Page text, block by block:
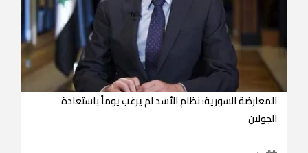
المعارضة السورية: نظام الأسد لم يرغب يوماً باستعادة
الجولان